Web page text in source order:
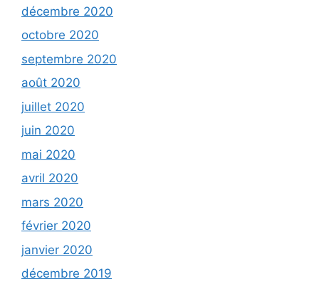
décembre 2020
octobre 2020
septembre 2020
août 2020
juillet 2020
juin 2020
mai 2020
avril 2020
mars 2020
février 2020
janvier 2020
décembre 2019